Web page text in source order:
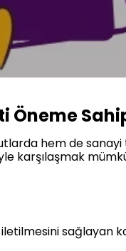
Öneme
hem de
karşılaşmak
sağlayan